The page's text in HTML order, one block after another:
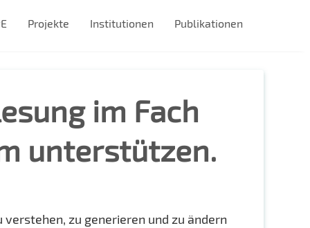
Projekte Institutionen Publikationen
im Fach
unterstützen.
zu generieren und zu ändern